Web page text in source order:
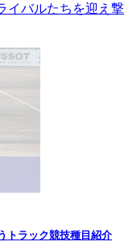
イバルたちを迎え撃
トラック競技種目紹介